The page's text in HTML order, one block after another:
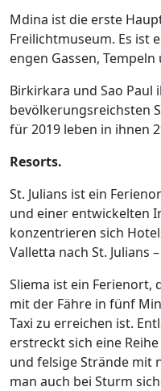
Mdina ist die erste
Freilichtmuseum. Es ist
engen Gassen,
Birkirkara und Sao Paul
bevölkerungsreichsten
für 2019 leben in ihnen
Resorts.
St. Julians ist ein
und einer entwickelten
konzentrieren sich
Valletta nach St. Julians
Sliema ist ein Ferienort,
mit der Fähre in fünf
Taxi zu erreichen ist.
erstreckt sich eine
und felsige Strände mit
man auch bei Sturm